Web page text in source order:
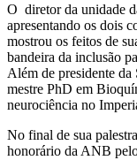
O diretor da unidade
apresentando os dois
mostrou os feitos de
bandeira da inclusão
Além de presidente
mestre PhD em
neurociência no
No final de sua
honorário da ANB